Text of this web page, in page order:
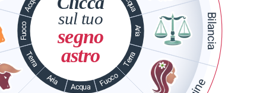
Bilancia
Fuoco
Terra
Aria Acqua Fuoco
Terra
Aria
sul tuo
segno
astro